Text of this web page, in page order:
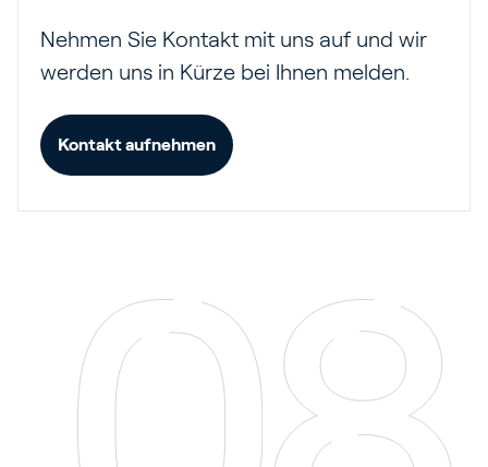
Nehmen Sie Kontakt mit uns auf und wir
werden uns in Kürze bei Ihnen melden.
Kontakt aufnehmen